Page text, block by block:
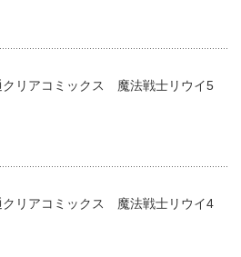
クリアコミックス 魔法戦士リウイ5
クリアコミックス 魔法戦士リウイ4